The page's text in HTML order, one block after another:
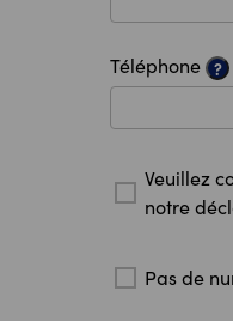
Téléphone ?
Veuillez
notre
Pas de